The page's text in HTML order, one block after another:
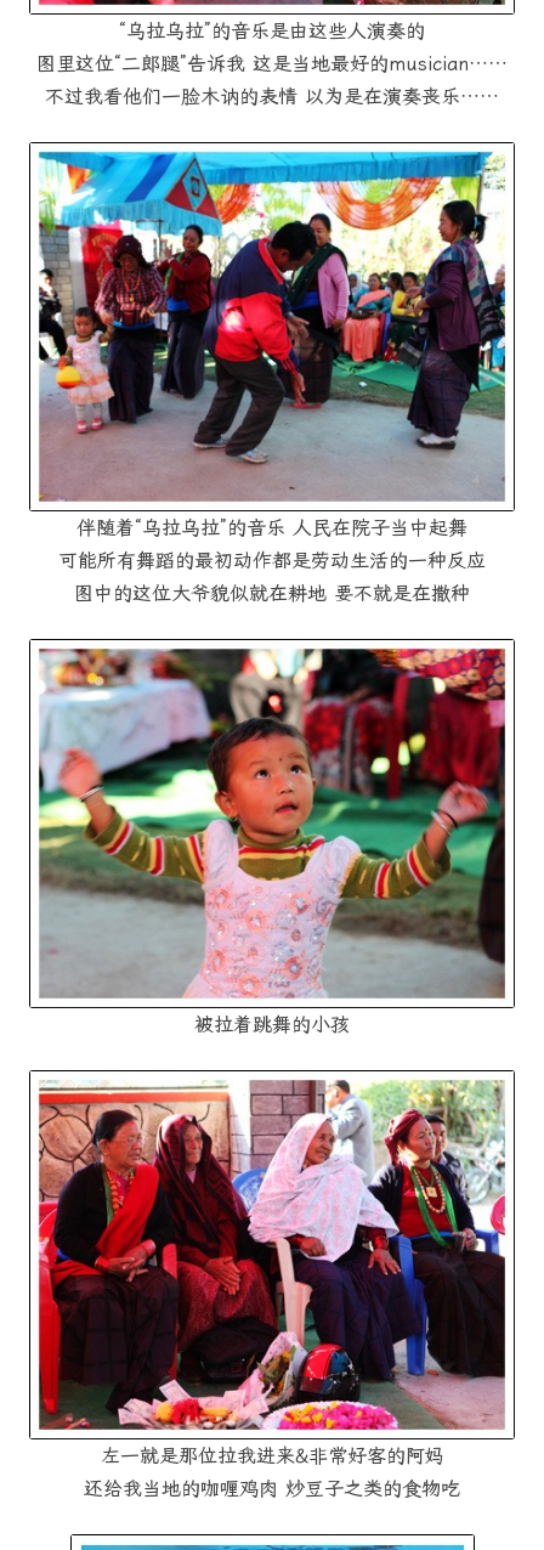
“乌拉乌拉”的音乐是由这些人演奏的
图里这位“二郎腿”告诉我 这是当地最好的musician……
不过我看他们一脸木讷的表情 以为是在演奏丧乐……
伴随着“乌拉乌拉”的音乐 人民在院子当中起舞
可能所有舞蹈的最初动作都是劳动生活的一种反应
图中的这位大爷貌似就在耕地 要不就是在撒种
被拉着跳舞的小孩
左一就是那位拉我进来&非常好客的阿妈
还给我当地的咖喱鸡肉 炒豆子之类的食物吃